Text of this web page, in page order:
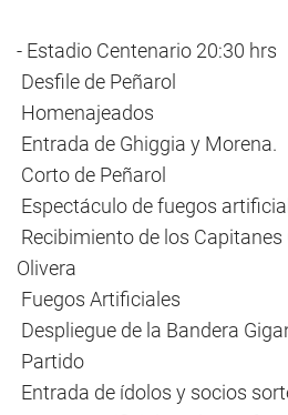
- Estadio Centenario 20:30 hrs
Desfile de Peñarol
Homenajeados
Entrada de Ghiggia y Morena.
Corto de Peñarol
Espectáculo de fuegos
Recibimiento de los Capitanes
Olivera
Fuegos Artificiales
Despliegue de la Bandera
Partido
Entrada de ídolos y socios